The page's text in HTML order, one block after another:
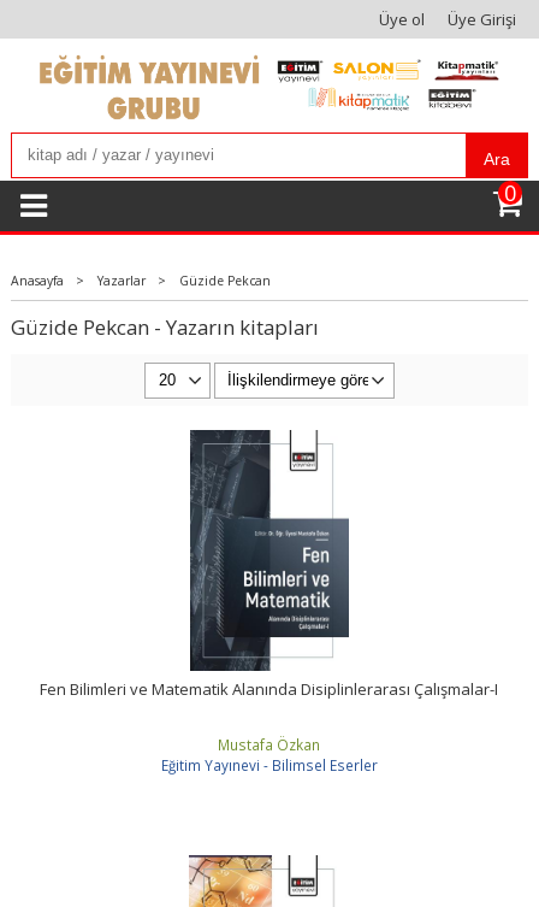
Üye ol Üye Girişi
Ara
0
Anasayfa > Yazarlar > Güzide Pekcan
Güzide Pekcan - Yazarın kitapları
Fen Bilimleri ve Matematik Alanında Disiplinlerarası Çalışmalar-I
Mustafa Özkan
Eğitim Yayınevi - Bilimsel Eserler